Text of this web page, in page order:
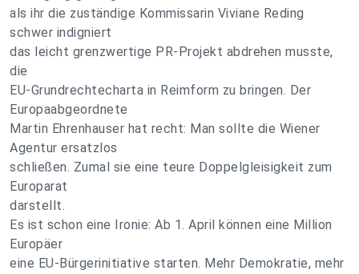
als ihr die zuständige Kommissarin Viviane Reding
schwer indigniert
das leicht grenzwertige PR-Projekt abdrehen musste,
die
EU-Grundrechtecharta in Reimform zu bringen. Der
Europaabgeordnete
Martin Ehrenhauser hat recht: Man sollte die Wiener
Agentur ersatzlos
schließen. Zumal sie eine teure Doppelgleisigkeit zum
Europarat
darstellt.
Es ist schon eine Ironie: Ab 1. April können eine Million
Europäer
eine EU-Bürgerinitiative starten. Mehr Demokratie, mehr